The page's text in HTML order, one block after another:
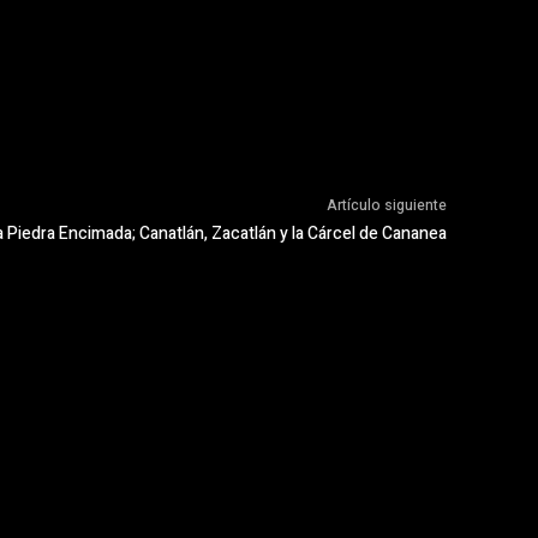
Artículo siguiente
Piedra Encimada; Canatlán, Zacatlán y la Cárcel de Cananea